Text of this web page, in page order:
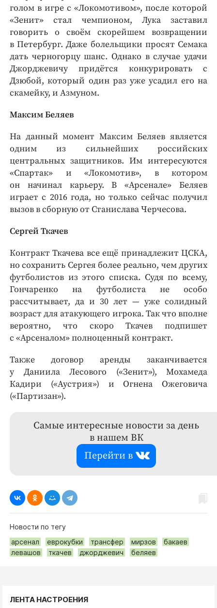
голом в игре с «Локомотивом», после которой
«Зенит» стал чемпионом, Лука заставил
говорить о своём скорейшем возвращении
в Петербург. Даже болельщики просят Семака
дать черногорцу шанс. Однако в случае удачи
Джорджевичу придётся конкурировать с
Дзюбой, который один раз уже усадил его на
скамейку, и Азмуном.
Максим Беляев
На данный момент Максим Беляев является
одним из сильнейших российских
центральных защитников. Им интересуются
«Спартак» и «Локомотив», в котором
он начинал карьеру. В «Арсенале» Беляев
играет с 2016 года, но только сейчас получил
вызов в сборную от Станислава Черчесова.
Сергей Ткачев
Контракт Ткачева все ещё принадлежит ЦСКА,
но сохранить Сергея более реально, чем других
футболистов из этого списка. Судя по всему,
Гончаренко на футболиста не особо
рассчитывает, да и 30 лет — уже солидный
возраст для атакующего игрока. Так что вполне
вероятно, что скоро Ткачев подпишет
с «Арсеналом» полноценный контракт.
Также договор аренды заканчивается
у Даниила Лесового («Зенит»), Мохамеда
Кадири («Аустрия») и Огнена Ожеговича
(«Партизан»).
Самые интересные новости за день
в нашем ВК
Перейти в
Новости по тегу
арсенал
еврокубки трансфер мирзов
бакаев
левашов
ткачев джорджевич беляев
ЛЕНТА НАСТРОЕНИЯ